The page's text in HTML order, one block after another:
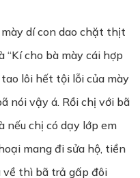
dí con dao chặt thịt
“Kí cho bà mày cái hợp
lôi hết tội lỗi của mày
nói vậy á. Rồi chị với bã
nếu chị có dạy lớp em
mang đi sửa hộ, tiền
về thì bã trả gấp đôi